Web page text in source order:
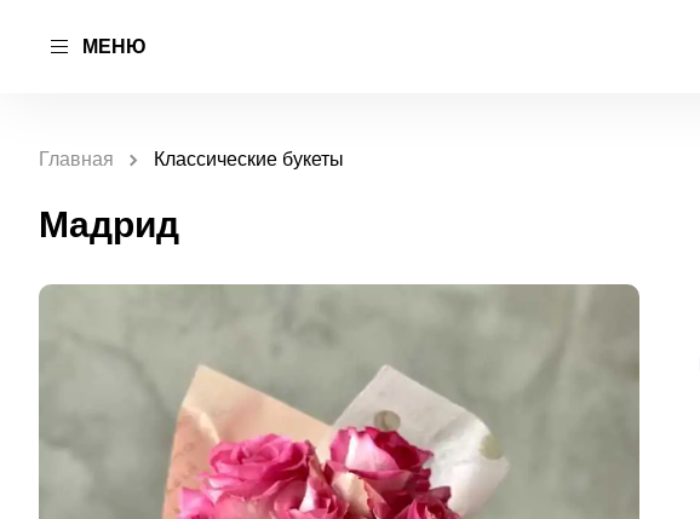
МЕНЮ
Главная Классические букеты
Мадрид